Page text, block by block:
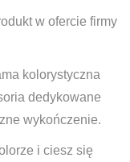
w ofercie firmy
kolorystyczna
dedykowane
wykończenie.
i ciesz się